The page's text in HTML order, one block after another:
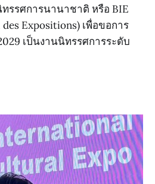
รรศการนานาชาติ หรือ BIE
Expositions) เพื่อขอการ
เป็นงานนิทรรศการระดับ